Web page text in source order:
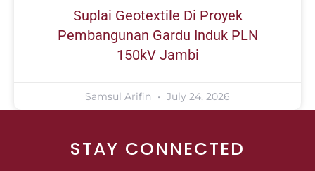
Suplai Geotextile Di Proyek
Pembangunan Gardu Induk PLN
150kV Jambi
Samsul Arifin July 24, 2026
STAY CONNECTED